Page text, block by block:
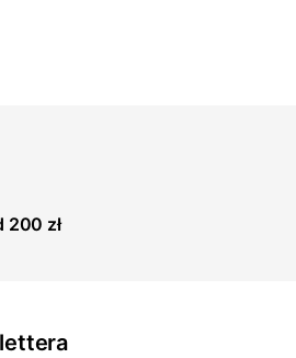
200 zł